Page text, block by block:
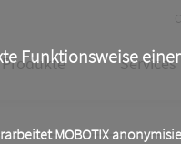
Funktionsweise einer
MOBOTIX
Produkte Services